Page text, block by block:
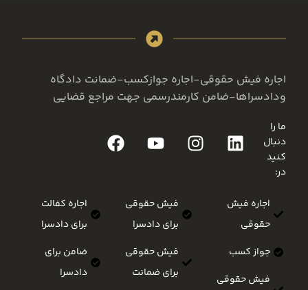
اجاره فیش حقوقی-اجاره جوازکسب-ضمانت دادگاه
ودادسراها-ضامن کارمندرسمی جهت مراجع قضایی
ما را
دنبال
کنید
در:
اجاره فیش
حقوقی
جواز کسب
فیش حقوقی
فیش حقوقی
برای دادسرا
فیش حقوقی
برای ضمانت
اجاره کفالت
برای دادسرا
ضامن برای
دادسرا